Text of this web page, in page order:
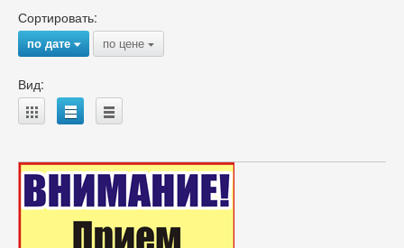
Сортировать:
по дате{ по цене {
Вид:
A B C